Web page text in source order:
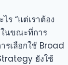
ร “แต่เราต้อง
ในขณะที่การ
รเลือกใช้ Broad
ยังใช้